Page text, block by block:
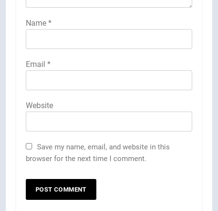
Name *
Email *
Website
Save my name, email, and website in this
browser for the next time I comment.